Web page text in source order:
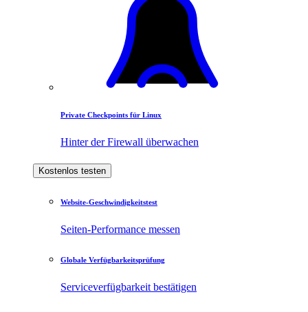
Private Checkpoints für Linux
Hinter der Firewall überwachen
Kostenlos testen
Website-Geschwindigkeitstest
Seiten-Performance messen
Globale Verfügbarkeitsprüfung
Serviceverfügbarkeit bestätigen